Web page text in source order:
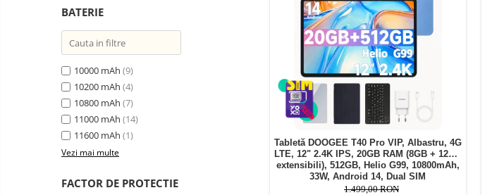
BATERIE
10000 mAh (9)
10200 mAh (4)
10800 mAh (7)
11000 mAh (14)
11600 mAh (1)
Vezi mai multe
FACTOR DE PROTECTIE
Tabletă DOOGEE T40 Pro VIP, Albastru, 4G
LTE, 12" 2.4K IPS, 20GB RAM (8GB + 12GB
extensibili), 512GB, Helio G99, 10800mAh,
33W, Android 14, Dual SIM
1.499,00 RON